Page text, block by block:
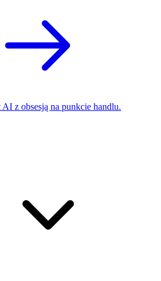
AI z obsesją na punkcie handlu.